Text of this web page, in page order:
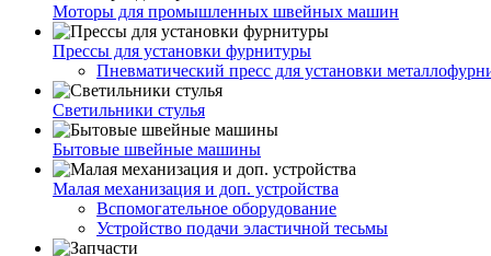
Моторы для промышленных швейных машин
Прессы для установки фурнитуры
Пневматический пресс для установки
Светильники стулья
Бытовые швейные машины
Малая механизация и доп. устройства
Вспомогательное оборудование
Устройство подачи эластичной тесьмы